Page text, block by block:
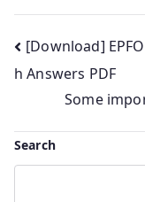
Post
[Download]
h Answers PDF
Some
Search